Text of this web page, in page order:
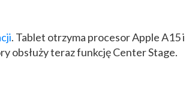
. Tablet otrzyma procesor Apple A15 i
obsłuży teraz funkcję Center Stage.